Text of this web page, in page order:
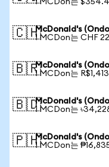
1 MCDon는
🇨🇭McDonald's
1 MCDon는 CHF
🇧🇷McDonald's
1 MCDon는
🇧🇩McDonald's
1 MCDon는
🇵🇭McDonald's
1 MCDon는